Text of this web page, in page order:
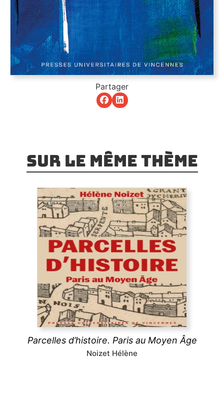
Partager
Sur le même thème
Parcelles d’histoire. Paris au Moyen Âge
Noizet Hélène
Parcelles d’histoire. Paris au Moyen Âge
Comment le Moyen Âge a dessiné la forme de la
ville de Paris ? Les églises, la trame des rues, les
lotissements, la poésie urbaine montrent comment
les pratiques des habitants médiévaux ont
durablement structuré l’espace urbain parisien.
découvrir